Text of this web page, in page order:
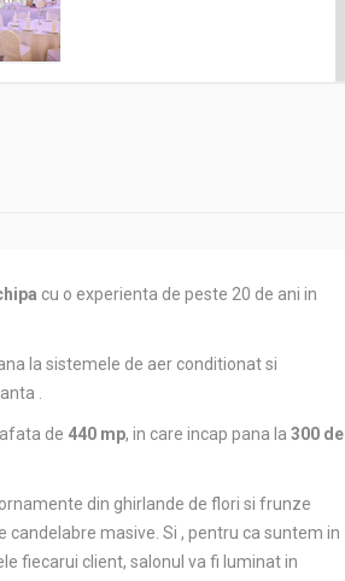
cu o experienta de peste 20 de ani in
la sistemele de aer conditionat si
.
de 440 mp, in care incap pana la 300 de
din ghirlande de flori si frunze
masive. Si , pentru ca suntem in
fiecarui client, salonul va fi luminat in